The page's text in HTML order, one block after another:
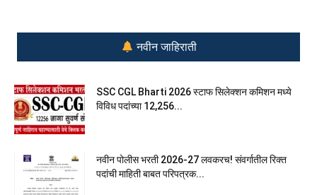
नवीन जाहिराती
SSC CGL Bharti 2026 स्टाफ सिलेक्शन कमिशन मध्ये
विविध पदांच्या 12,256...
नवीन पोलीस भरती 2026-27 लवकरच! संवर्गातील रिक्त
पदांची माहिती बाबत परिपत्रक...